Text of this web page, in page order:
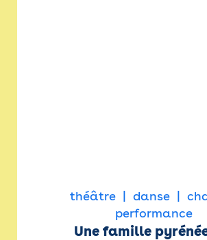
théâtre danse
performance
Une famille